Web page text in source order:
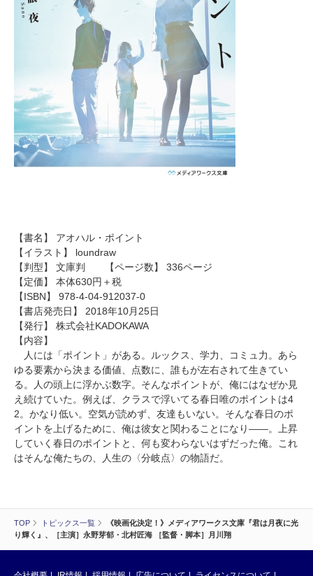
TOP トピックス一覧
《映画化決定！》メディアワークス文庫『君は月夜に光
り輝く』、［主演］永野芽郁・北村匠海 ［監督・脚本］月川翔
【書名】 アオハル・ポイント
【イラスト】 loundraw
【判型】 文庫判 【ページ数】 336ページ
【定価】 本体630円＋税
【ISBN】 978-4-04-912037-0
【書店発売日】 2018年10月25日
【発行】 株式会社KADOKAWA
【内容】
人には「ポイント」がある。ルックス、学力、コミュ力。あら
ゆる要素から決まる価値、点数に、誰もが左右されて生きてい
る。人の頭上に浮かぶ数字。そんなポイントが、俺にはなぜか見
え続けていた。例えば、クラスで浮いてる春日唯のポイントは4
2。かなり低い。空気が読めず、友達もいない。そんな春日のポ
イントを上げるために、俺は彼女と関わることになり――。上昇
していく春日のポイントと、何も変わらないはずだった俺。これ
はそんな俺たちの、人生の〈分岐点〉の物語だ。